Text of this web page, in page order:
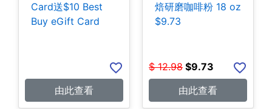
Card送$10 Best
Buy eGift Card
由此查看
焙研磨咖啡粉 18 oz
$9.73
$ 12.98 $9.73
由此查看